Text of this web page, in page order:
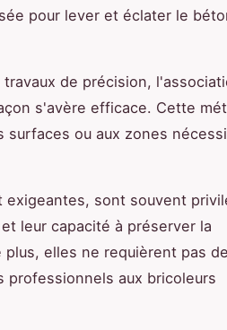
pour lever et éclater le
travaux de précision,
s'avère efficace. Cette
ou aux zones
sont souvent
leur capacité à préserver la
elles ne requièrent pas
professionnels aux bricoleurs